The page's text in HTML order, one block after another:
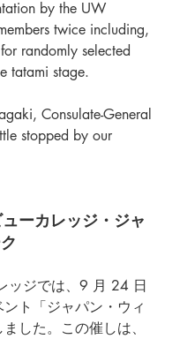
by the UW
twice including,
randomly selected
tatami stage.
Consulate-General
stopped by our
ーカレッジ・ジャ
ッジでは、9 月 24 日
ト「ジャパン・ウィ
した。この催しは、